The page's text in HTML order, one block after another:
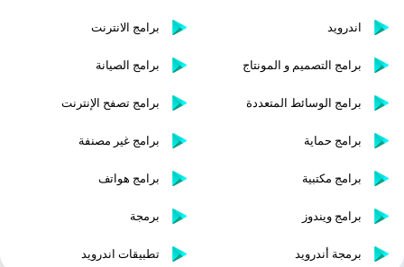
اندرويد برامج الانترنت
برامج التصميم و المونتاج برامج الصيانة
برامج الوسائط المتعددة برامج تصفح الإنترنت
برامج حماية برامج غير مصنفة
برامج مكتبية برامج هواتف
برامج ويندوز برمجة
برمجة أندرويد تطبيقات اندرويد